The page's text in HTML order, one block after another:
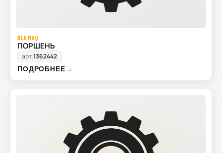
BLUMAQ
ПОРШЕНЬ
арт.1362442
ПОДРОБНЕЕ→